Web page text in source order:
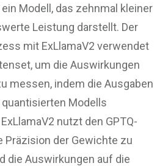
Modell, das zehnmal kleiner
Leistung darstellt. Der
mit ExLlamaV2 verwendet
um die Auswirkungen
messen, indem die Ausgaben
Modells
nutzt den GPTQ-
Präzision der Gewichte zu
die Auswirkungen auf die